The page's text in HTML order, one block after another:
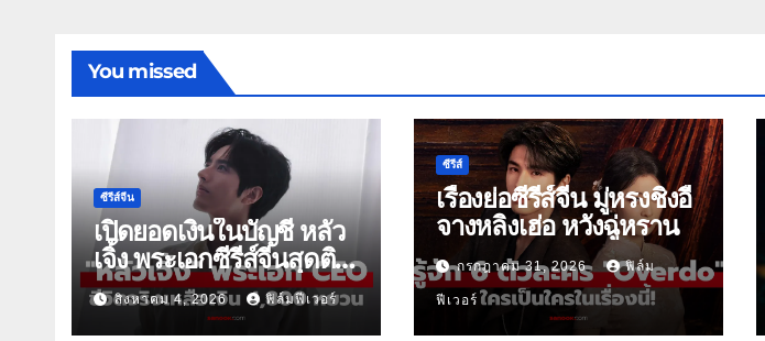
You missed
ซีรีส์จีน
เปิดยอดเงินในบัญชี หลัว
เจิ้ง พระเอกซีรีส์จีนสุดติด
ดินสิงหาคม 4, 2026 ฟิล์มฟีเวอร์
ซีรีส์
เรื่องย่อซีรีส์จีน มู่หรงชิงอี้
จางหลิงเฮ่อ หวังฉู่หราน
กรกฎาคม 31, 2026 ฟิล์ม
ฟีเวอร์